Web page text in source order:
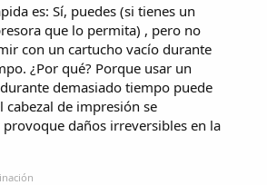
es: Sí, puedes (si tienes un
que lo permita) , pero no
con un cartucho vacío durante
¿Por qué? Porque usar un
demasiado tiempo puede
cabezal de impresión se
daños irreversibles en la